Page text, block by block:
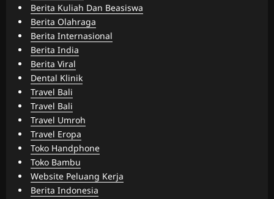
Berita Kuliah Dan Beasiswa
Berita Olahraga
Berita Internasional
Berita India
Berita Viral
Dental Klinik
Travel Bali
Travel Bali
Travel Umroh
Travel Eropa
Toko Handphone
Toko Bambu
Website Peluang Kerja
Berita Indonesia